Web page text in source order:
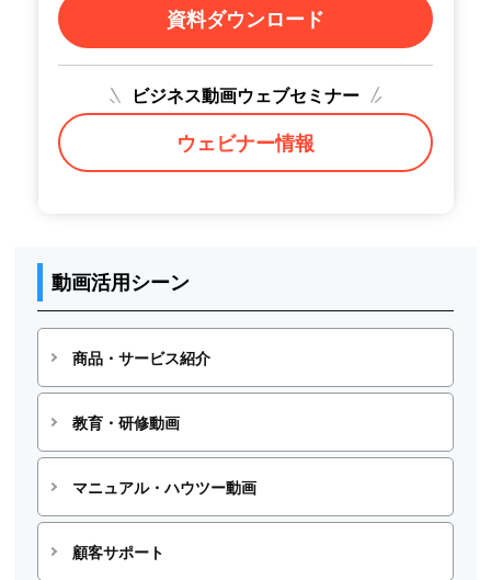
資料ダウンロード
ビジネス動画ウェブセミナー
ウェビナー情報
動画活用シーン
商品・サービス紹介
教育・研修動画
マニュアル・ハウツー動画
顧客サポート